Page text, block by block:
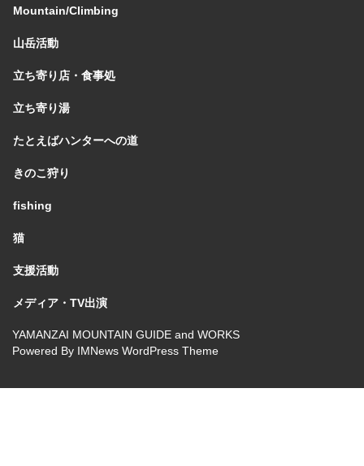
Mountain/Climbing
山岳活動
立ち寄り店・食事処
立ち寄り湯
たとえばハンターへの道
きのこ狩り
fishing
猫
支援活動
メディア・TV出演
YAMANZAI MOUNTAIN GUIDE and WORKS
Powered By IMNews WordPress Theme